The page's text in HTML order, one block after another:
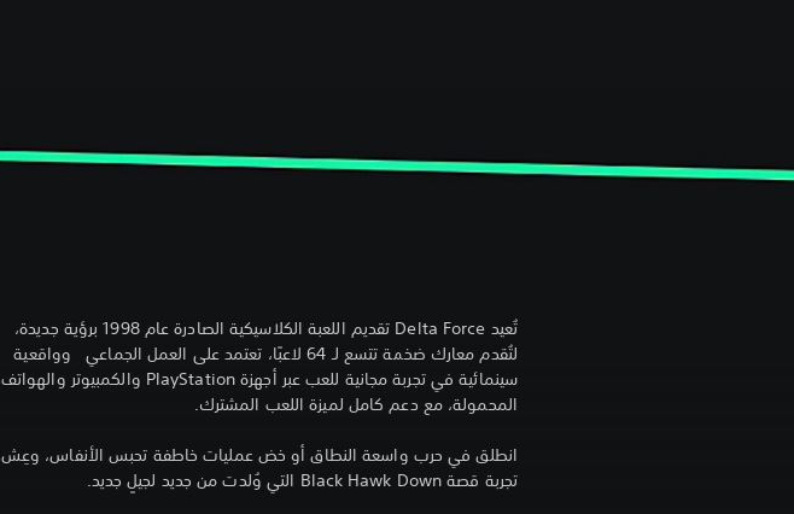
تُعيد Delta Force تقديم اللعبة الكلاسيكية الصادرة عام 1998 برؤية جديدة،
لتُقدم معارك ضخمة تتسع لـ 64 لاعبًا، تعتمد على العمل الجماعي وواقعية
سينمائية في تجربة مجانية للعب عبر أجهزة PlayStation والكمبيوتر والهواتف
المحمولة، مع دعم كامل لميزة اللعب المشترك.
انطلق في حرب واسعة النطاق أو خض عمليات خاطفة تحبس الأنفاس، وعِش
تجربة قصة Black Hawk Down التي وُلدت من جديد لجيلٍ جديد.